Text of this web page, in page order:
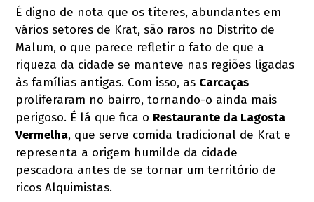
É digno de nota que os títeres, abundantes em
vários setores de Krat, são raros no Distrito de
Malum, o que parece refletir o fato de que a
riqueza da cidade se manteve nas regiões ligadas
às famílias antigas. Com isso, as Carcaças
proliferaram no bairro, tornando-o ainda mais
perigoso. É lá que fica o Restaurante da Lagosta
Vermelha, que serve comida tradicional de Krat e
representa a origem humilde da cidade
pescadora antes de se tornar um território de
ricos Alquimistas.